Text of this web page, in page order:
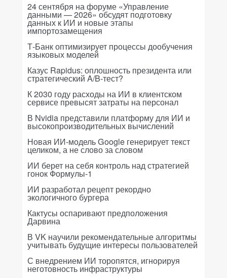
24 сентября на форуме «Управление
данными — 2026» обсудят подготовку
данных к ИИ и новые этапы
импортозамещения
Т-Банк оптимизирует процессы дообучения
языковых моделей
Казус Rapidus: оплошность президента или
стратегический A/B-тест?
К 2030 году расходы на ИИ в клиентском
сервисе превысят затраты на персонал
В Nvidia представили платформу для ИИ и
высокопроизводительных вычислений
Новая ИИ-модель Google генерирует текст
целиком, а не слово за словом
ИИ берет на себя контроль над стратегией
гонок Формулы-1
ИИ разработал рецепт рекордно
экологичного бургера
Кактусы оспаривают предположения
Дарвина
В VK научили рекомендательные алгоритмы
учитывать будущие интересы пользователей
С внедрением ИИ торопятся, игнорируя
неготовность инфраструктуры